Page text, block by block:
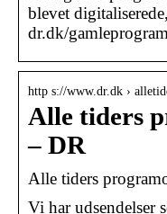
blevet
dr.dk/
http s://www.dr.dk ›
Alle tiders
– DR
Alle tiders
Vi har udsendelser